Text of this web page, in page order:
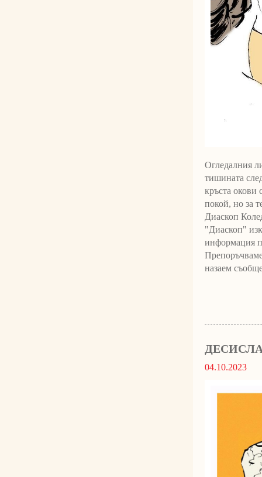
Огледалния
тишината
кръста окови
покой, но за
Диаскоп
"Диаскоп"
информация
назаем
04.10.2023